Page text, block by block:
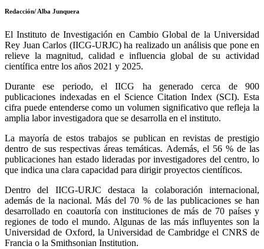
Redacción/ Alba Junquera
El Instituto de Investigación en Cambio Global de la Universidad
Rey Juan Carlos (IICG-URJC) ha realizado un análisis que pone en
relieve la magnitud, calidad e influencia global de su actividad
científica entre los años 2021 y 2025.
Durante ese periodo, el IICG ha generado cerca de 900
publicaciones indexadas en el Science Citation Index (SCI). Esta
cifra puede entenderse como un volumen significativo que refleja la
amplia labor investigadora que se desarrolla en el instituto.
La mayoría de estos trabajos se publican en revistas de prestigio
dentro de sus respectivas áreas temáticas. Además, el 56 % de las
publicaciones han estado lideradas por investigadores del centro, lo
que indica una clara capacidad para dirigir proyectos científicos.
Dentro del IICG-URJC destaca la colaboración internacional,
además de la nacional. Más del 70 % de las publicaciones se han
desarrollado en coautoría con instituciones de más de 70 países y
regiones de todo el mundo. Algunas de las más influyentes son la
Universidad de Oxford, la Universidad de Cambridge el CNRS de
Francia o la Smithsonian Institution.